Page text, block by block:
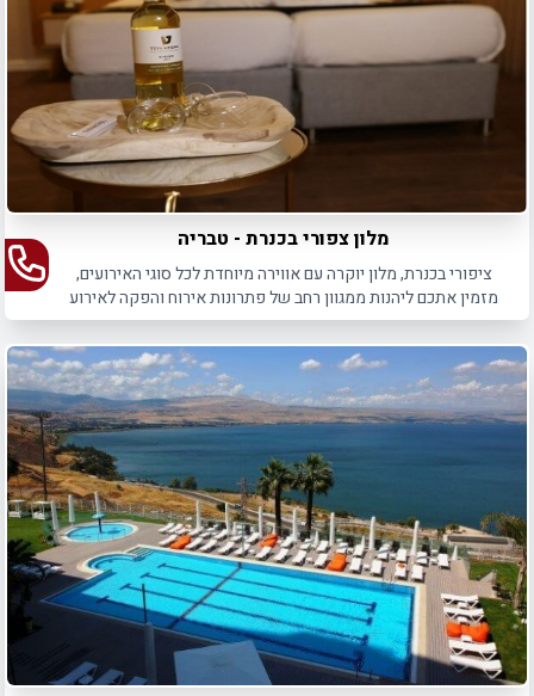
מלון צפורי בכנרת - טבריה
ציפורי בכנרת, מלון יוקרה עם אווירה מיוחדת לכל סוגי האירועים,
מזמין אתכם ליהנות ממגוון רחב של פתרונות אירוח והפקה לאירוע
הבא שלכם.